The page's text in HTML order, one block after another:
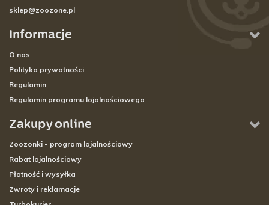
Informacje
O nas
Polityka prywatności
Regulamin
Regulamin programu lojalnościowego
Zakupy online
Zoozonki - program lojalnościowy
Rabat lojalnościowy
Płatność i wysyłka
Zwroty i reklamacje
sklep@zoozone.pl